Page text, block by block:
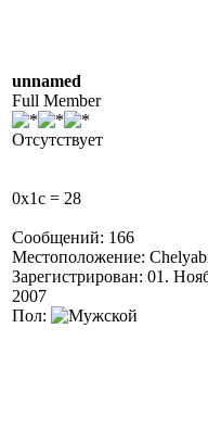
unnamed
Full Member
Отсутствует
0x1c = 28
Сообщений: 166
Местоположение:
Зарегистрирован: 01.
2007
Пол: